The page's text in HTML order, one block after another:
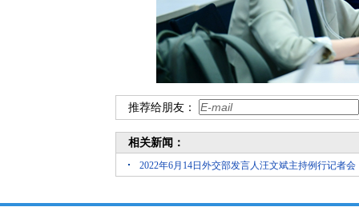
推荐给朋友：
相关新闻：
2022年6月14日外交部发言人汪文斌主持例行记者会